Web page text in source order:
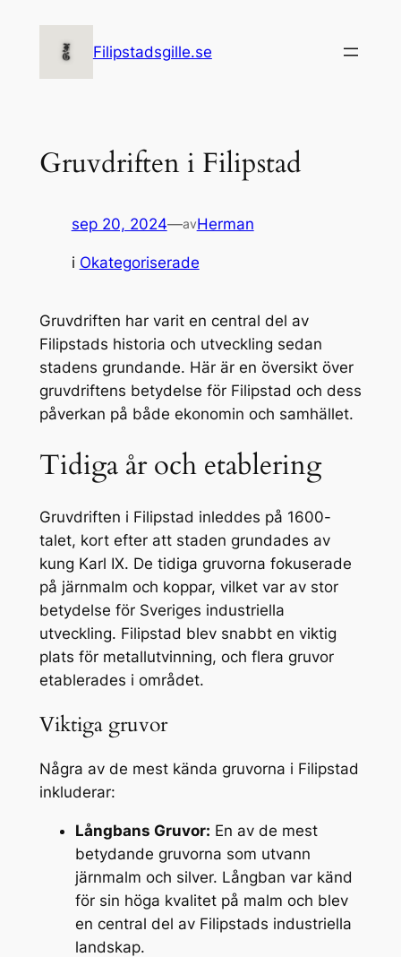
Filipstadsgille.se
Gruvdriften i Filipstad
sep 20, 2024—avHerman
i Okategoriserade
Gruvdriften har varit en central del av
Filipstads historia och utveckling sedan
stadens grundande. Här är en översikt över
gruvdriftens betydelse för Filipstad och dess
påverkan på både ekonomin och samhället.
Tidiga år och etablering
Gruvdriften i Filipstad inleddes på 1600-
talet, kort efter att staden grundades av
kung Karl IX. De tidiga gruvorna fokuserade
på järnmalm och koppar, vilket var av stor
betydelse för Sveriges industriella
utveckling. Filipstad blev snabbt en viktig
plats för metallutvinning, och flera gruvor
etablerades i området.
Viktiga gruvor
Några av de mest kända gruvorna i Filipstad
inkluderar:
Långbans Gruvor: En av de mest
betydande gruvorna som utvann
järnmalm och silver. Långban var känd
för sin höga kvalitet på malm och blev
en central del av Filipstads industriella
landskap.